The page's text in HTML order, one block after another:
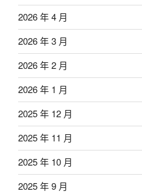
2026 年 4 月
2026 年 3 月
2026 年 2 月
2026 年 1 月
2025 年 12 月
2025 年 11 月
2025 年 10 月
2025 年 9 月